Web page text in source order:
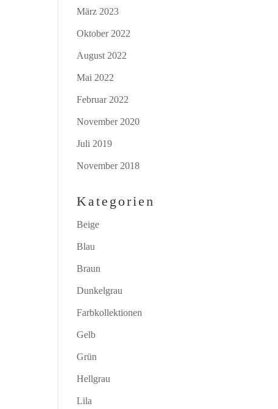
März 2023
Oktober 2022
August 2022
Mai 2022
Februar 2022
November 2020
Juli 2019
November 2018
Kategorien
Beige
Blau
Braun
Dunkelgrau
Farbkollektionen
Gelb
Grün
Hellgrau
Lila